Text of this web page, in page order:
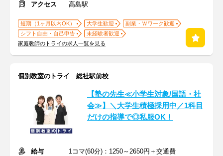
アクセス
高島駅
短期（1ヶ月以内OK） 大学生歓迎
副業・Ｗワーク歓迎
シフト自由・自己申告
未経験者歓迎
家庭教師のトライの求人一覧を見る
個別教室のトライ 総社駅前校
【塾の先生≪小学生対象/国語・社
会≫】＼大学生積極採用中／1科目
だけの指導で◎私服OK！
給与
1コマ(60分)：1250～2650円＋交通費